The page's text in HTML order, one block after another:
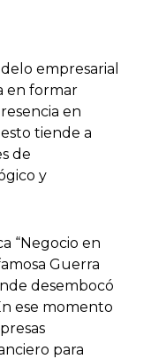
empresarial
en formar
en
tiende a
de
y
“Negocio en
Guerra
desembocó
ese momento
para